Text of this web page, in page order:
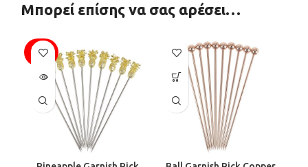
Μπορεί επίσης να σας αρέσει…
SOLD
OUT